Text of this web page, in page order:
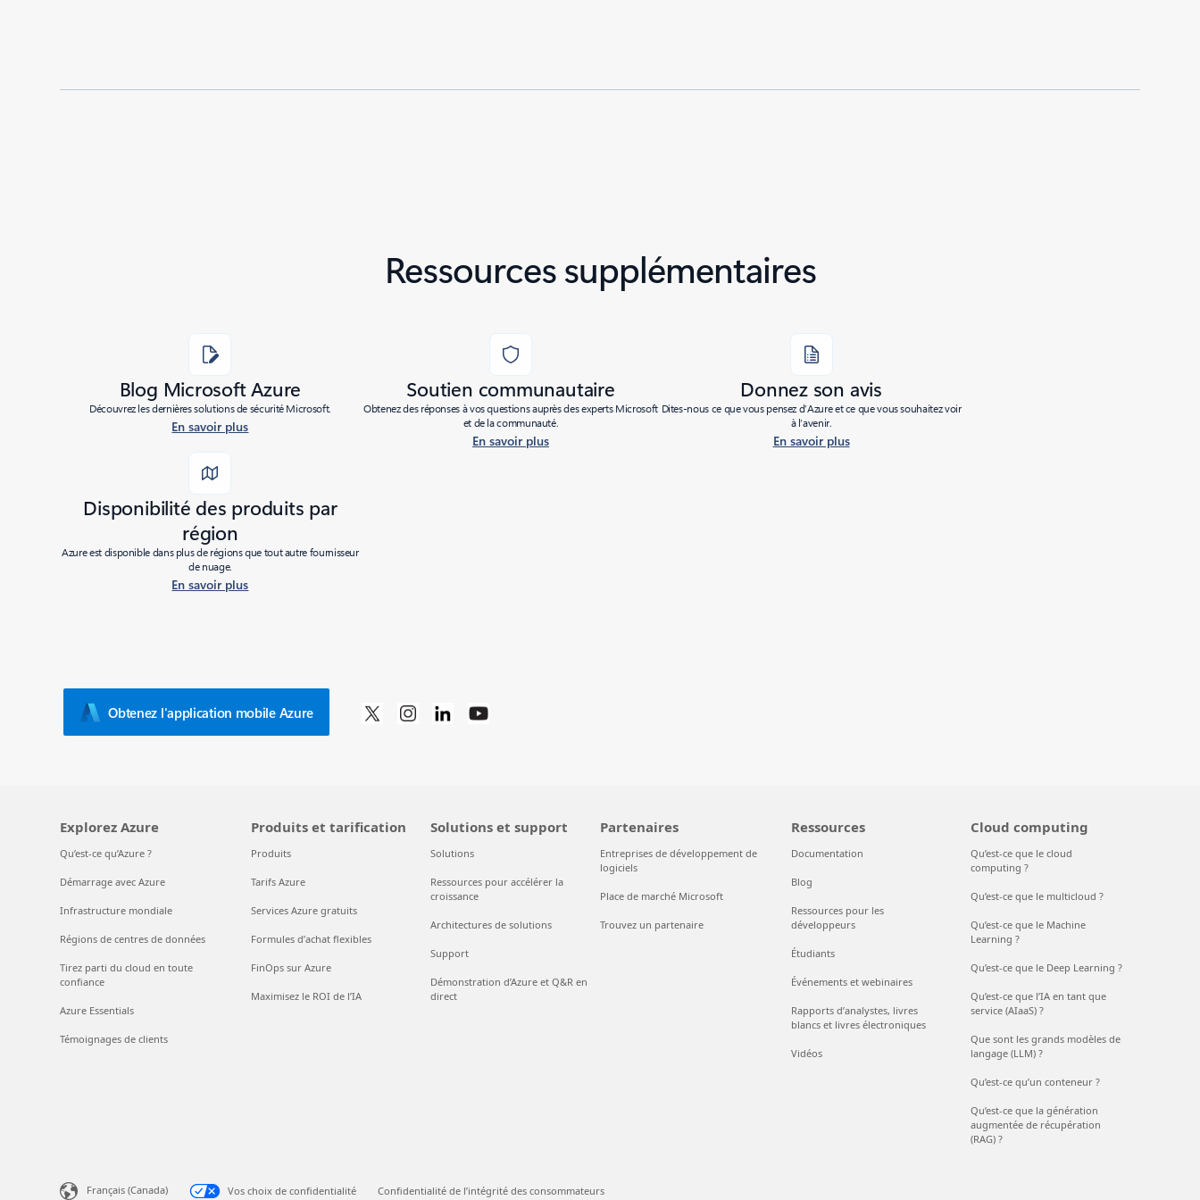
04/16/2020
Ressources supplémentaires
Blog Microsoft Azure
Découvrez les dernières solutions de sécurité Microsoft.
En savoir plus
Soutien communautaire
Obtenez des réponses à vos questions auprès des experts Microsoft
et de la communauté.
En savoir plus
Donnez son avis
Dites-nous ce que vous pensez d’Azure et ce que vous souhaitez voir
à l’avenir.
En savoir plus
Disponibilité des produits par
région
Azure est disponible dans plus de régions que tout autre fournisseur
de nuage.
En savoir plus
Obtenez l'application mobile Azure
Explorez Azure
Qu’est-ce qu’Azure ?
Démarrage avec Azure
Infrastructure mondiale
Régions de centres de données
Tirez parti du cloud en toute
confiance
Azure Essentials
Témoignages de clients
Produits et tarification
Produits
Tarifs Azure
Services Azure gratuits
Formules d’achat flexibles
FinOps sur Azure
Maximisez le ROI de l’IA
Solutions et support
Solutions
Ressources pour accélérer la
croissance
Architectures de solutions
Support
Démonstration d’Azure et Q&R en
direct
Partenaires
Entreprises de développement de
logiciels
Place de marché Microsoft
Trouvez un partenaire
Ressources
Documentation
Blog
Ressources pour les
développeurs
Étudiants
Événements et webinaires
Rapports d’analystes, livres
blancs et livres électroniques
Vidéos
Cloud computing
Qu’est-ce que le cloud
computing ?
Qu’est-ce que le multicloud ?
Qu’est-ce que le Machine
Learning ?
Qu’est-ce que le Deep Learning ?
Qu’est-ce que l’IA en tant que
service (AIaaS) ?
Que sont les grands modèles de
langage (LLM) ?
Qu’est-ce qu’un conteneur ?
Qu’est-ce que la génération
augmentée de récupération
(RAG) ?
Français (Canada) Vos choix de confidentialité Confidentialité de l’intégrité des consommateurs